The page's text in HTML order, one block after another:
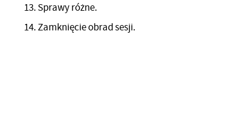
13. Sprawy różne.
14. Zamknięcie obrad sesji.